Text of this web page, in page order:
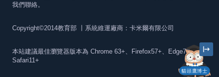
貓頭鷹博士
我們聯絡。
Copyright©2014教育部 丨系統維運廠商：卡米爾有限公司
本站建議最佳瀏覽器版本為 Chrome 63+、Firefox57+、Edge79+及
Safari11+